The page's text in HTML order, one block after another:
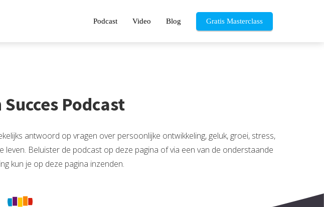
Podcast Video Blog Gratis Masterclass
Podcast
antwoord op vragen over persoonlijke ontwikkeling, geluk, groei, stress,
Beluister de podcast op deze pagina of via een van de onderstaande
kun je op deze pagina inzenden.